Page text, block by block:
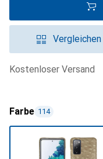
Vergleichen
kostenloser Versand
Farbe 114